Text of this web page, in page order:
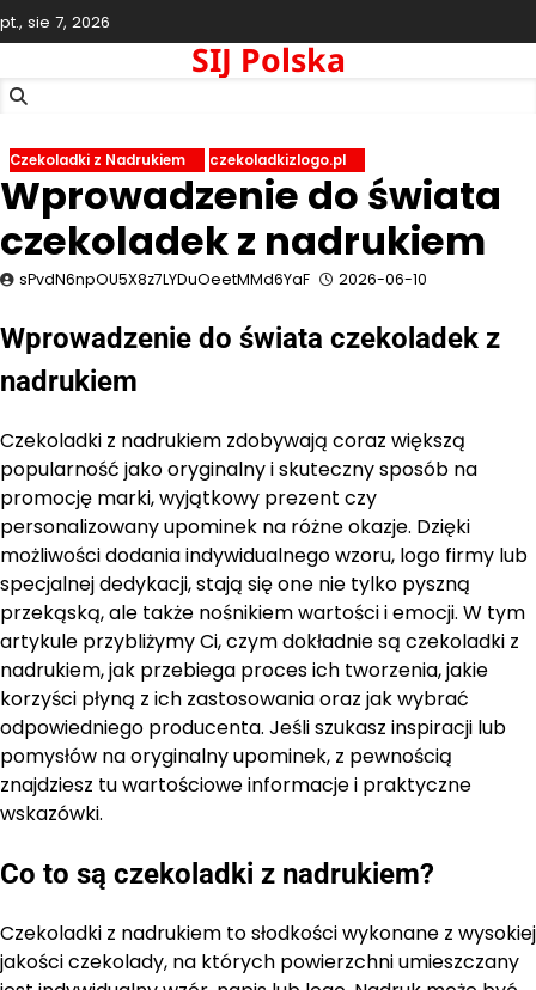
Skip
to
pt., sie 7, 2026
SIJ Polska
Czekoladki z Nadrukiem czekoladkizlogo.pl
Wprowadzenie do świata
czekoladek z nadrukiem
sPvdN6npOU5X8z7LYDuOeetMMd6YaF 2026-06-10
Wprowadzenie do świata czekoladek z
nadrukiem
Czekoladki z nadrukiem zdobywają coraz większą
popularność jako oryginalny i skuteczny sposób na
promocję marki, wyjątkowy prezent czy
personalizowany upominek na różne okazje. Dzięki
możliwości dodania indywidualnego wzoru, logo firmy lub
specjalnej dedykacji, stają się one nie tylko pyszną
przekąską, ale także nośnikiem wartości i emocji. W tym
artykule przybliżymy Ci, czym dokładnie są czekoladki z
nadrukiem, jak przebiega proces ich tworzenia, jakie
korzyści płyną z ich zastosowania oraz jak wybrać
odpowiedniego producenta. Jeśli szukasz inspiracji lub
pomysłów na oryginalny upominek, z pewnością
znajdziesz tu wartościowe informacje i praktyczne
wskazówki.
Co to są czekoladki z nadrukiem?
Czekoladki z nadrukiem to słodkości wykonane z wysokiej
jakości czekolady, na których powierzchni umieszczany